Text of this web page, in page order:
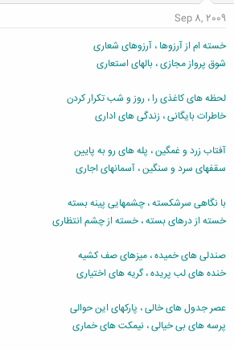
Sep 8, 2009
خسته ام از آرزوها ، آرزوهای شعاری
شوق پرواز مجازی ، بالهای استعاری
لحظه های کاغذی را ، روز و شب تکرار کردن
خاطرات بایگانی ، زندگی های اداری
آفتاب زرد و غمگین ، پله های رو به پایین
سقفهای سرد و سنگین ، آسمانهای اجاری
با نگاهی سرشکسته ، چشمهایی پینه بسته
خسته از درهای بسته ، خسته از چشم انتظاری
صندلی های خمیده ، میزهای صف کشیه
خنده های لب پریده ، گریه های اختیاری
عصر جدول های خالی ، پارکهای این حوالی
پرسه های بی خیالی ، نیمکت های خماری